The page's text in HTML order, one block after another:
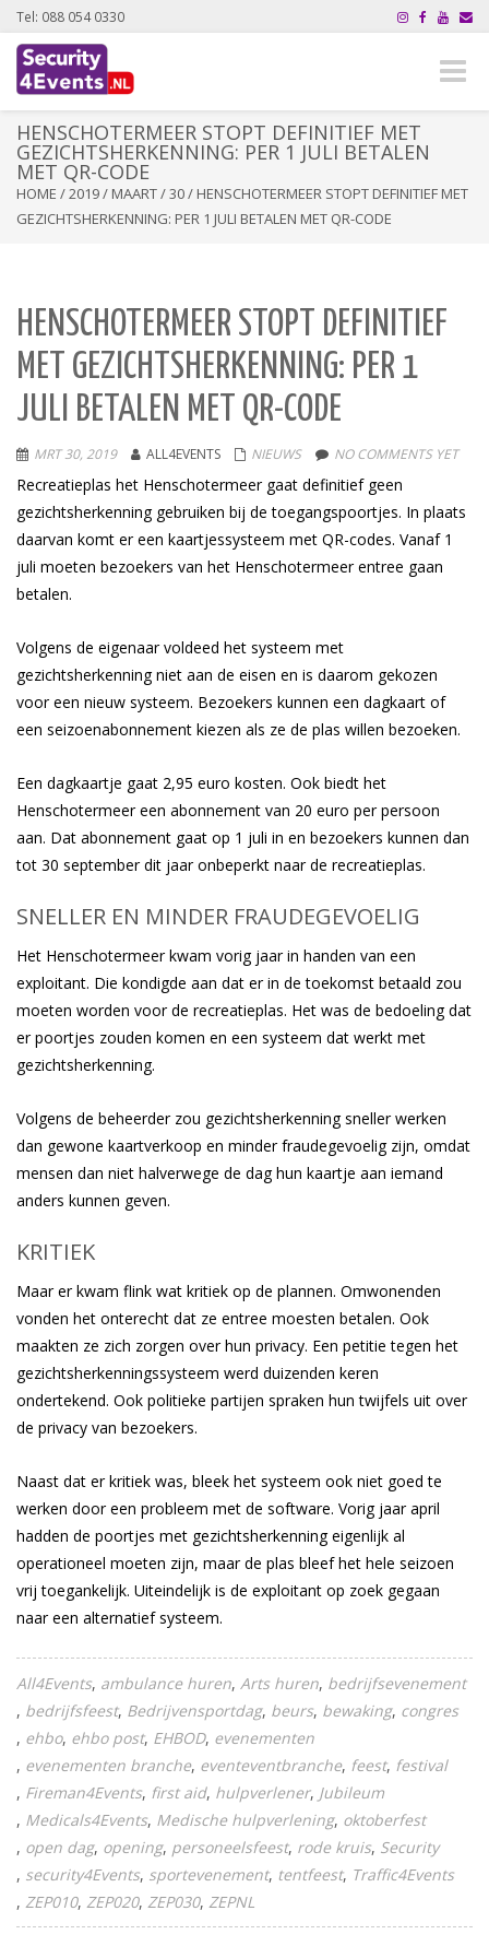
Tel: 088 054 0330
Toggle
HENSCHOTERMEER STOPT DEFINITIEF MET
GEZICHTSHERKENNING: PER 1 JULI BETALEN
MET QR-CODE
HOME /2019/ MAART/30/ HENSCHOTERMEER STOPT DEFINITIEF MET
GEZICHTSHERKENNING: PER 1 JULI BETALEN MET QR-CODE
HENSCHOTERMEER STOPT DEFINITIEF
MET GEZICHTSHERKENNING: PER 1
JULI BETALEN MET QR-CODE
MRT 30, 2019 ALL4EVENTS NIEUWS NO COMMENTS YET
Recreatieplas het Henschotermeer gaat definitief geen
gezichtsherkenning gebruiken bij de toegangspoortjes. In plaats
daarvan komt er een kaartjessysteem met QR-codes. Vanaf 1
juli moeten bezoekers van het Henschotermeer entree gaan
betalen.
Volgens de eigenaar voldeed het systeem met
gezichtsherkenning niet aan de eisen en is daarom gekozen
voor een nieuw systeem. Bezoekers kunnen een dagkaart of
een seizoenabonnement kiezen als ze de plas willen bezoeken.
Een dagkaartje gaat 2,95 euro kosten. Ook biedt het
Henschotermeer een abonnement van 20 euro per persoon
aan. Dat abonnement gaat op 1 juli in en bezoekers kunnen dan
tot 30 september dit jaar onbeperkt naar de recreatieplas.
SNELLER EN MINDER FRAUDEGEVOELIG
Het Henschotermeer kwam vorig jaar in handen van een
exploitant. Die kondigde aan dat er in de toekomst betaald zou
moeten worden voor de recreatieplas. Het was de bedoeling dat
er poortjes zouden komen en een systeem dat werkt met
gezichtsherkenning.
Volgens de beheerder zou gezichtsherkenning sneller werken
dan gewone kaartverkoop en minder fraudegevoelig zijn, omdat
mensen dan niet halverwege de dag hun kaartje aan iemand
anders kunnen geven.
KRITIEK
Maar er kwam flink wat kritiek op de plannen. Omwonenden
vonden het onterecht dat ze entree moesten betalen. Ook
maakten ze zich zorgen over hun privacy. Een petitie tegen het
gezichtsherkenningssysteem werd duizenden keren
ondertekend. Ook politieke partijen spraken hun twijfels uit over
de privacy van bezoekers.
Naast dat er kritiek was, bleek het systeem ook niet goed te
werken door een probleem met de software. Vorig jaar april
hadden de poortjes met gezichtsherkenning eigenlijk al
operationeel moeten zijn, maar de plas bleef het hele seizoen
vrij toegankelijk. Uiteindelijk is de exploitant op zoek gegaan
naar een alternatief systeem.
All4Events ambulance huren Arts huren bedrijfsevenement
bedrijfsfeest Bedrijvensportdag beurs bewaking congres
ehbo ehbo post EHBOD evenementen
evenementen branche eventeventbranche feest festival
Fireman4Events first aid hulpverlener Jubileum
Medicals4Events Medische hulpverlening oktoberfest
open dag opening personeelsfeest rode kruis Security
security4Events sportevenement tentfeest Traffic4Events
ZEP010 ZEP020 ZEP030 ZEPNL